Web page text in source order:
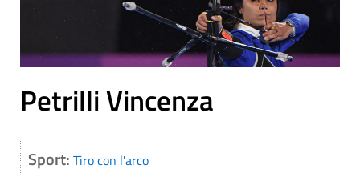
Petrilli Vincenza
Sport: Tiro con l'arco